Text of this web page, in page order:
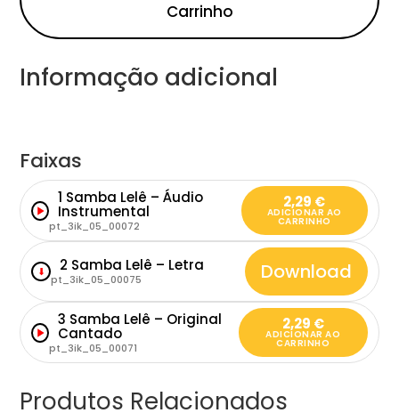
Carrinho
Informação adicional
Faixas
1 Samba Lelê – Áudio
Instrumental
pt_3ik_05_00072
2,29 €
ADICIONAR AO
CARRINHO
⬇ 2 Samba Lelê – Letra
pt_3ik_05_00075 Download
3 Samba Lelê – Original
Cantado
pt_3ik_05_00071
2,29 €
ADICIONAR AO
CARRINHO
Produtos Relacionados